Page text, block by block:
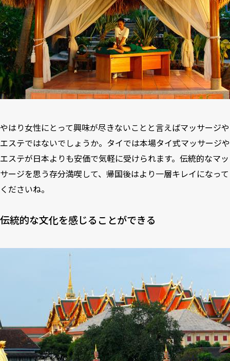
やはり女性にとって興味が尽きないことと言えばマッサージや
エステではないでしょうか。タイでは本場タイ式マッサージや
エステが日本よりも安価で気軽に受けられます。伝統的なマッ
サージを思う存分満喫して、帰国後はより一層キレイになって
くださいね。
伝統的な文化を感じることができる